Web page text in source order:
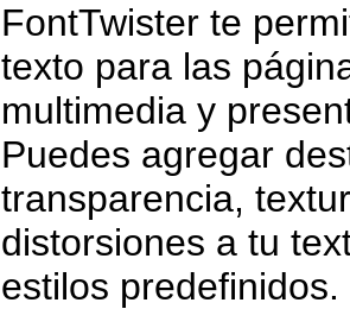
FontTwister te
texto para las
multimedia y
Puedes agregar
transparencia,
distorsiones a tu
estilos predefinidos.